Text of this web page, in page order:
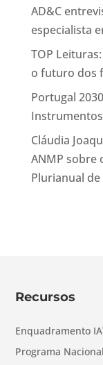
AD&C
especialista
TOP
o futuro dos
Portugal
Cláudia
ANMP sobre
Plurianual
Recursos
Enquadramento
Programa